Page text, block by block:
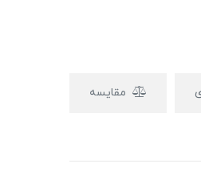
مقایسه